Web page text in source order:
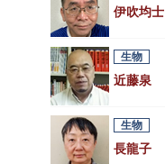
伊吹均士
生物
近藤泉
生物
長龍子